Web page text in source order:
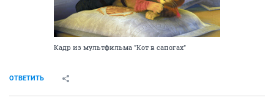
Кадр из мультфильма "Кот в сапогах"
ОТВЕТИТЬ